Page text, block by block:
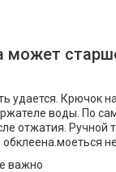
может
удается. Крючок
воды. По
отжатия.
важно